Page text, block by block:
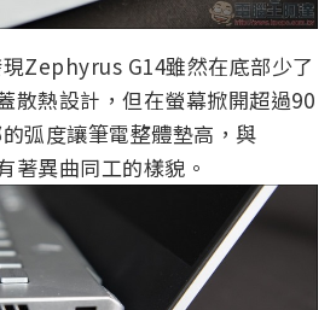
Zephyrus G14雖然在底部少了
散熱設計，但在螢幕掀開超過90
弧度讓筆電整體墊高，與
異曲同工的樣貌。